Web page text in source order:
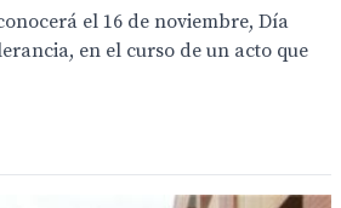
el 16 de noviembre, Día
en el curso de un acto que